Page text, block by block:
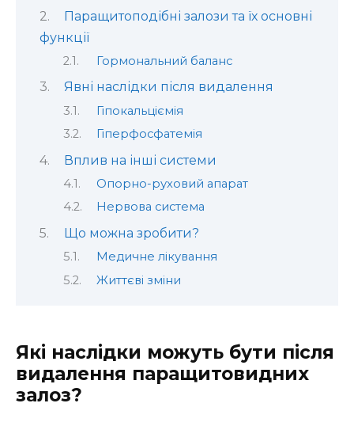
Паращитоподібні залози та їх основні
функції
Гормональний баланс
Явні наслідки після видалення
Гіпокальціємія
Гіперфосфатемія
Вплив на інші системи
Опорно-руховий апарат
Нервова система
Що можна зробити?
Медичне лікування
Життєві зміни
Які наслідки можуть бути після
видалення паращитовидних
залоз?